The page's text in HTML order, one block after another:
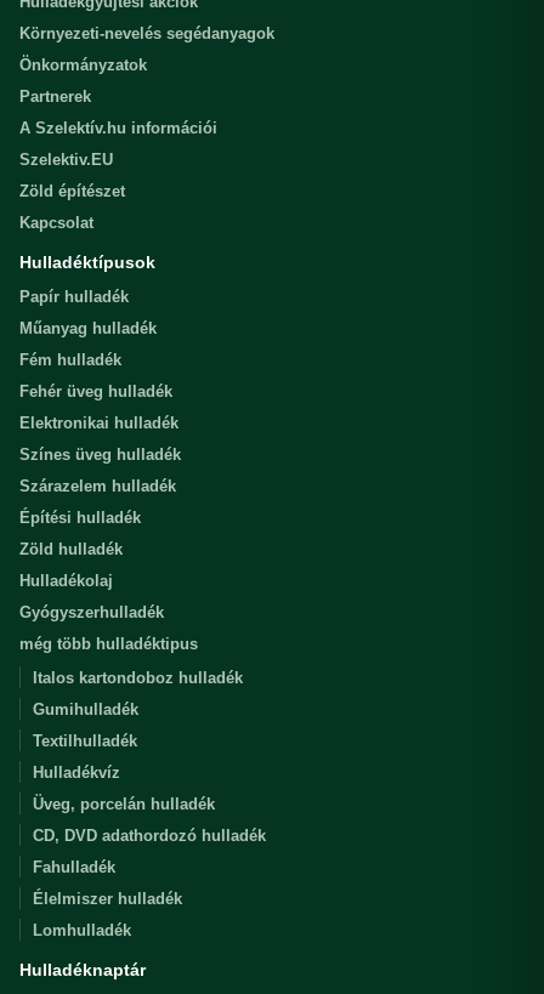
Környezeti-nevelés segédanyagok
Önkormányzatok
Partnerek
A Szelektív.hu információi
Szelektiv.EU
Zöld építészet
Kapcsolat
Hulladéktípusok
Papír hulladék
Műanyag hulladék
Fém hulladék
Fehér üveg hulladék
Elektronikai hulladék
Színes üveg hulladék
Szárazelem hulladék
Építési hulladék
Zöld hulladék
Hulladékolaj
Gyógyszerhulladék
még több hulladéktipus
Italos kartondoboz hulladék
Gumihulladék
Textilhulladék
Hulladékvíz
Üveg, porcelán hulladék
CD, DVD adathordozó hulladék
Fahulladék
Élelmiszer hulladék
Lomhulladék
Hulladéknaptár